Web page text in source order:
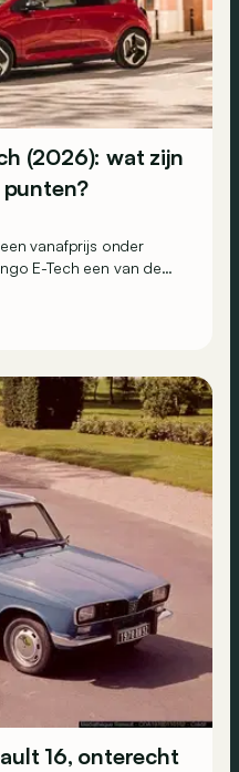
(2026): wat zijn
punten?
vanafprijs onder
E-Tech een van de
zwakke punten.
16, onterecht